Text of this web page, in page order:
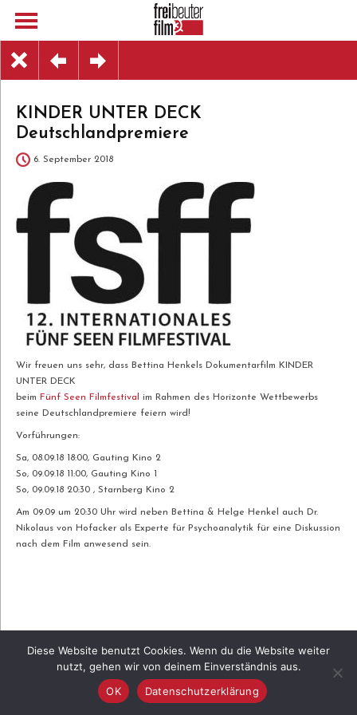
KINDER UNTER DECK
Deutschlandpremiere
6. September 2018
Wir freuen uns sehr, dass Bettina Henkels Dokumentarfilm KINDER
UNTER DECK
beim Fünf Seen Filmfestival
im Rahmen des Horizonte Wettbewerbs
seine Deutschlandpremiere feiern wird!
Vorführungen:
Sa, 08.09.18 18:00, Gauting Kino 2
So, 09.09.18 11:00, Gauting Kino 1
So, 09.09.18 20:30 , Starnberg Kino 2
Am 09.09 um 20:30 Uhr wird neben Bettina & Helge Henkel auch Dr.
Nikolaus von Hofacker als Experte für Psychoanalytik für eine Diskussion
nach dem Film anwesend sein.
Diese Website benutzt Cookies. Wenn du die Website weiter
nutzt, gehen wir von deinem Einverständnis aus.
OK
Datenschutzerklärung